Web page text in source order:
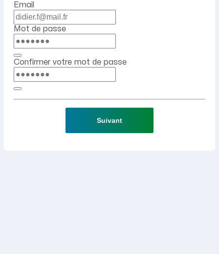
Email
Mot de passe
Confirmer votre mot de passe
Suivant